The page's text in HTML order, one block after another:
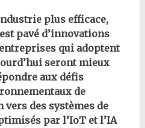
plus efficace,
pavé d’innovations
qui adoptent
seront mieux
aux défis
de
des systèmes de
par l’IoT et l’IA